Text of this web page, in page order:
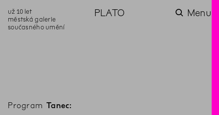
už 10 let
městská galerie
současného umění
PLATO Menu
Program Tanec: